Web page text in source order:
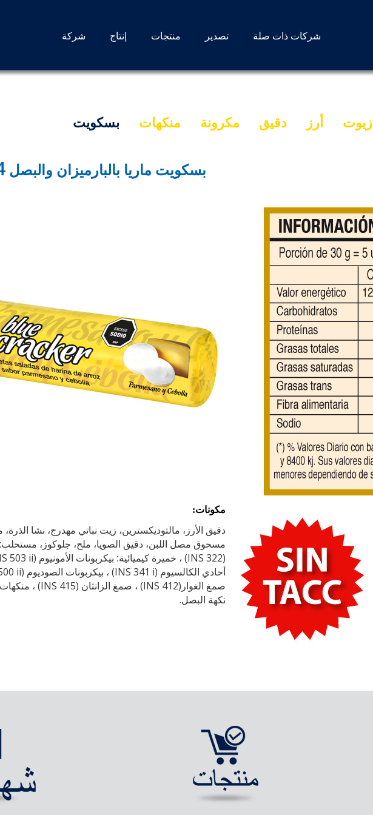
شركة إنتاج منتجات تصدير شركات ذات صلة
زيوت أرز دقيق مكرونة منكهات بسكويت
بسكويت ماريا بالبارميزان والبصل
مكونات:
دقيق الأرز، مالتوديكسترين، زيت نباتي مهدرج، نشا
مسحوق مصل اللبن، دقيق الصويا، ملح، جلوكوز، مستحلب:
(INS 322) ، خميرة كيميائية: بيكربونات الأمونيوم (INS 503 ii)
أحادي الكالسيوم (INS 341 i) ، بيكربونات الصوديوم (INS 500 ii)
صمغ الغوار (INS 412) ، صمغ الزانثان (INS 415) ،
نكهة البصل.